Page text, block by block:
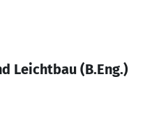
Leichtbau (B.Eng.)